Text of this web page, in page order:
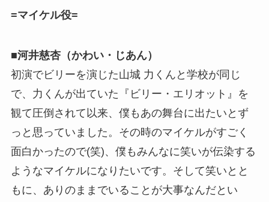
=マイケル役=
■河井慈杏（かわい・じあん）
初演でビリーを演じた山城 力くんと学校が同じ
で、力くんが出ていた『ビリー・エリオット』を
観て圧倒されて以来、僕もあの舞台に出たいとず
っと思っていました。その時のマイケルがすごく
面白かったので(笑)、僕もみんなに笑いが伝染する
ようなマイケルになりたいです。そして笑いとと
もに、ありのままでいることが大事なんだとい